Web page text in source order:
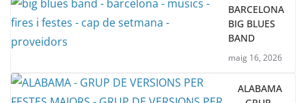
BARCELONA
BIG BLUES
BAND
maig 16, 2026
ALABAMA